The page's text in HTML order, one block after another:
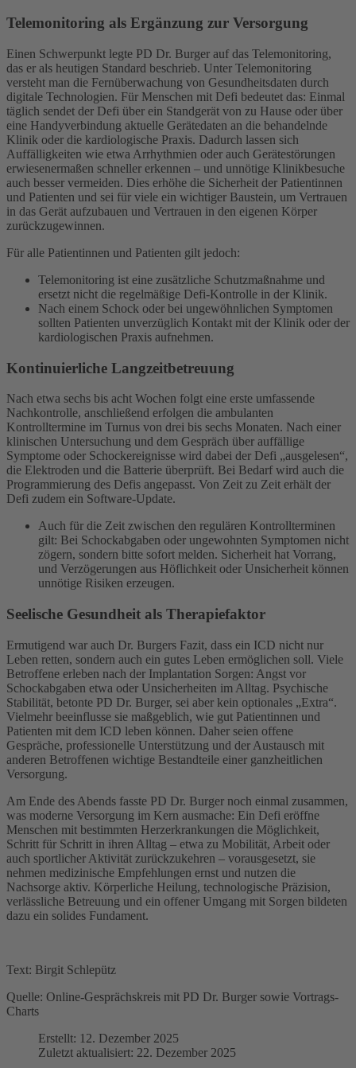
Telemonitoring als Ergänzung zur Versorgung
Einen Schwerpunkt legte PD Dr. Burger auf das Telemonitoring,
das er als heutigen Standard beschrieb. Unter Telemonitoring
versteht man die Fernüberwachung von Gesundheitsdaten durch
digitale Technologien. Für Menschen mit Defi bedeutet das: Einmal
täglich sendet der Defi über ein Standgerät von zu Hause oder über
eine Handyverbindung aktuelle Gerätedaten an die behandelnde
Klinik oder die kardiologische Praxis. Dadurch lassen sich
Auffälligkeiten wie etwa Arrhythmien oder auch Gerätestörungen
erwiesenermaßen schneller erkennen – und unnötige Klinikbesuche
auch besser vermeiden. Dies erhöhe die Sicherheit der Patientinnen
und Patienten und sei für viele ein wichtiger Baustein, um Vertrauen
in das Gerät aufzubauen und Vertrauen in den eigenen Körper
zurückzugewinnen.
Für alle Patientinnen und Patienten gilt jedoch:
Telemonitoring ist eine zusätzliche Schutzmaßnahme und
ersetzt nicht die regelmäßige Defi-Kontrolle in der Klinik.
Nach einem Schock oder bei ungewöhnlichen Symptomen
sollten Patienten unverzüglich Kontakt mit der Klinik oder der
kardiologischen Praxis aufnehmen.
Kontinuierliche Langzeitbetreuung
Nach etwa sechs bis acht Wochen folgt eine erste umfassende
Nachkontrolle, anschließend erfolgen die ambulanten
Kontrolltermine im Turnus von drei bis sechs Monaten. Nach einer
klinischen Untersuchung und dem Gespräch über auffällige
Symptome oder Schockereignisse wird dabei der Defi „ausgelesen“,
die Elektroden und die Batterie überprüft. Bei Bedarf wird auch die
Programmierung des Defis angepasst. Von Zeit zu Zeit erhält der
Defi zudem ein Software-Update.
Auch für die Zeit zwischen den regulären Kontrollterminen
gilt: Bei Schockabgaben oder ungewohnten Symptomen nicht
zögern, sondern bitte sofort melden. Sicherheit hat Vorrang,
und Verzögerungen aus Höflichkeit oder Unsicherheit können
unnötige Risiken erzeugen.
Seelische Gesundheit als Therapiefaktor
Ermutigend war auch Dr. Burgers Fazit, dass ein ICD nicht nur
Leben retten, sondern auch ein gutes Leben ermöglichen soll. Viele
Betroffene erleben nach der Implantation Sorgen: Angst vor
Schockabgaben etwa oder Unsicherheiten im Alltag. Psychische
Stabilität, betonte PD Dr. Burger, sei aber kein optionales „Extra“.
Vielmehr beeinflusse sie maßgeblich, wie gut Patientinnen und
Patienten mit dem ICD leben können. Daher seien offene
Gespräche, professionelle Unterstützung und der Austausch mit
anderen Betroffenen wichtige Bestandteile einer ganzheitlichen
Versorgung.
Am Ende des Abends fasste PD Dr. Burger noch einmal zusammen,
was moderne Versorgung im Kern ausmache: Ein Defi eröffne
Menschen mit bestimmten Herzerkrankungen die Möglichkeit,
Schritt für Schritt in ihren Alltag – etwa zu Mobilität, Arbeit oder
auch sportlicher Aktivität zurückzukehren – vorausgesetzt, sie
nehmen medizinische Empfehlungen ernst und nutzen die
Nachsorge aktiv. Körperliche Heilung, technologische Präzision,
verlässliche Betreuung und ein offener Umgang mit Sorgen bildeten
dazu ein solides Fundament.
Text: Birgit Schlepütz
Quelle: Online-Gesprächskreis mit PD Dr. Burger sowie Vortrags-
Charts
Erstellt: 12. Dezember 2025
Zuletzt aktualisiert: 22. Dezember 2025